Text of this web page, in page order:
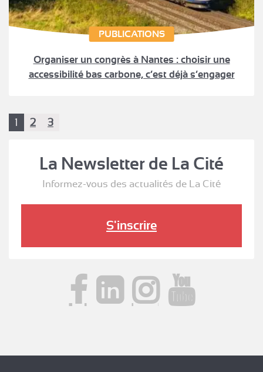
PUBLICATIONS
Organiser un congrès à Nantes : choisir une
accessibilité bas carbone, c’est déjà s’engager
1 2 3
La Newsletter de La Cité
Informez-vous des actualités de La Cité
S'inscrire